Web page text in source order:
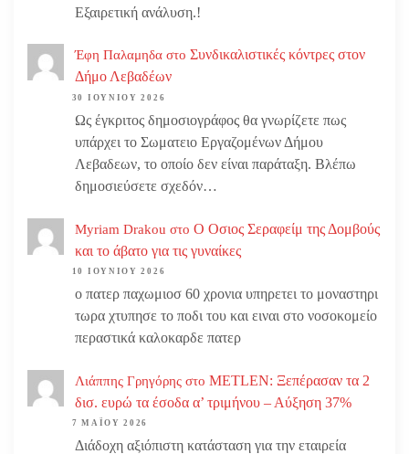
Εξαιρετική ανάλυση.!
Έφη Παλαμηδα στο Συνδικαλιστικές κόντρες στον
Δήμο Λεβαδέων
30 ΙΟΥΝΊΟΥ 2026
Ως έγκριτος δημοσιογράφος θα γνωρίζετε πως
υπάρχει το Σωματειο Εργαζομένων Δήμου
Λεβαδεων, το οποίο δεν είναι παράταξη. Βλέπω
δημοσιεύσετε σχεδόν…
Myriam Drakou στο Ο Οσιος Σεραφείμ της Δομβούς
και το άβατο για τις γυναίκες
10 ΙΟΥΝΊΟΥ 2026
ο πατερ παχωμιοσ 60 χρονια υπηρετει το μοναστηρι
τωρα χτυπησε το ποδι του και ειναι στο νοσοκομείο
περαστικά καλοκαρδε πατερ
Λιάππης Γρηγόρης στο METLEN: Ξεπέρασαν τα 2
δισ. ευρώ τα έσοδα α’ τριμήνου – Αύξηση 37%
7 ΜΑΪ́ΟΥ 2026
Διάδοχη αξιόπιστη κατάσταση για την εταιρεία